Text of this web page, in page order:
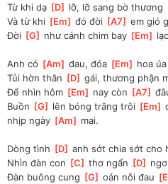
Từ khi dạ [D lỡ, lỡ sang bờ thương
Và từ khi [Em ] đó đời [A7 ] em gió
Đời [G như cánh chim bay [Em
Anh có [Am ] đau, đóa [Em hoa
Tủi hờn thân [D ] gái, thương phận
Để nhìn hôm [Em nay còn [A7 ]
Buồn [G lên bóng trăng trôi [Em ]
nhịp ngày [Am mai.
Dòng tình [D ] anh sớt chia sớt cho
Nhìn đàn con [C ] thơ ngẩn [D
Đàn buông cung [G ] oán nỗi đau [